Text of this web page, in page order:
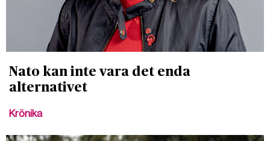
Nato kan inte vara det enda
alternativet
Krönika